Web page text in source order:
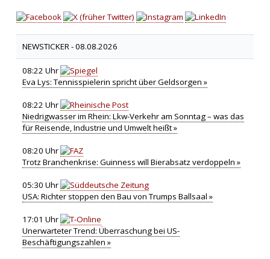
NEWSTICKER -08.08.2026
08:22 Uhr
Eva Lys: Tennisspielerin spricht über Geldsorgen »
08:22 Uhr
Niedrigwasser im Rhein: Lkw-Verkehr am Sonntag – was das
für Reisende, Industrie und Umwelt heißt »
08:20 Uhr
Trotz Branchenkrise: Guinness will Bierabsatz verdoppeln »
05:30 Uhr
USA: Richter stoppen den Bau von Trumps Ballsaal »
17:01 Uhr
Unerwarteter Trend: Überraschung bei US-
Beschäftigungszahlen »